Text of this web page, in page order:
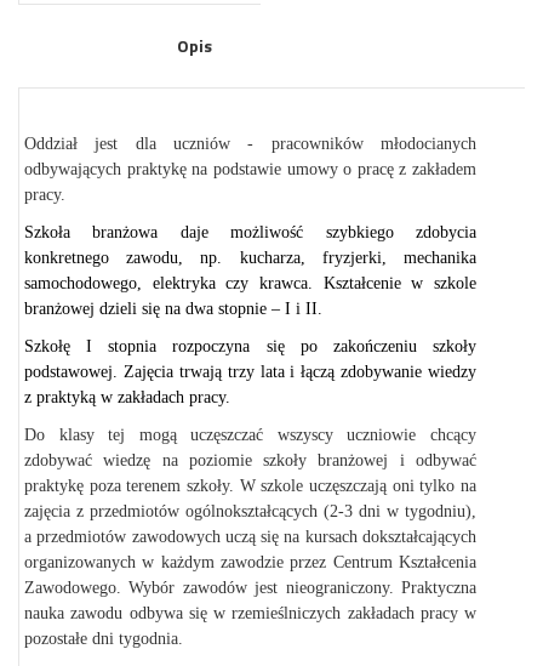
Opis
Oddział jest dla uczniów - pracowników młodocianych
odbywających praktykę na podstawie umowy o pracę z zakładem
pracy.
Szkoła branżowa daje możliwość szybkiego zdobycia
konkretnego zawodu, np. kucharza, fryzjerki, mechanika
samochodowego, elektryka czy krawca. Kształcenie w szkole
branżowej dzieli się na dwa stopnie – I i II.
Szkołę I stopnia rozpoczyna się po zakończeniu szkoły
podstawowej. Zajęcia trwają trzy lata i łączą zdobywanie wiedzy
z praktyką w zakładach pracy.
Do klasy tej mogą uczęszczać wszyscy uczniowie chcący
zdobywać wiedzę na poziomie szkoły branżowej i odbywać
praktykę poza terenem szkoły. W szkole uczęszczają oni tylko na
zajęcia z przedmiotów ogólnokształcących (2-3 dni w tygodniu),
a przedmiotów zawodowych uczą się na kursach dokształcających
organizowanych w każdym zawodzie przez Centrum Kształcenia
Zawodowego. Wybór zawodów jest nieograniczony. Praktyczna
nauka zawodu odbywa się w rzemieślniczych zakładach pracy w
pozostałe dni tygodnia.